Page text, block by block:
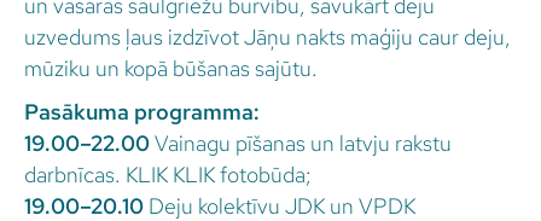
uzvedums ļaus izdzīvot Jāņu nakts maģiju caur deju,
mūziku un kopā būšanas sajūtu.
Pasākuma programma:
19.00–22.00Vainagu pīšanas un latvju rakstu
darbnīcas. KLIK KLIK fotobūda;
19.00–20.10 Deju kolektīvu JDK un VPDK